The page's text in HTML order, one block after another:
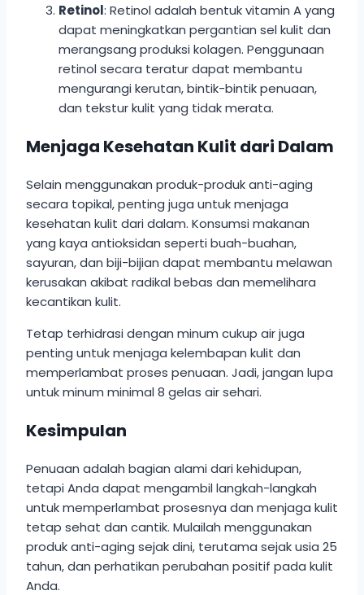
Retinol: Retinol adalah bentuk vitamin A yang
dapat meningkatkan pergantian sel kulit dan
merangsang produksi kolagen. Penggunaan
retinol secara teratur dapat membantu
mengurangi kerutan, bintik-bintik penuaan,
dan tekstur kulit yang tidak merata.
Menjaga Kesehatan Kulit dari Dalam
Selain menggunakan produk-produk anti-aging
secara topikal, penting juga untuk menjaga
kesehatan kulit dari dalam. Konsumsi makanan
yang kaya antioksidan seperti buah-buahan,
sayuran, dan biji-bijian dapat membantu melawan
kerusakan akibat radikal bebas dan memelihara
kecantikan kulit.
Tetap terhidrasi dengan minum cukup air juga
penting untuk menjaga kelembapan kulit dan
memperlambat proses penuaan. Jadi, jangan lupa
untuk minum minimal 8 gelas air sehari.
Kesimpulan
Penuaan adalah bagian alami dari kehidupan,
tetapi Anda dapat mengambil langkah-langkah
untuk memperlambat prosesnya dan menjaga kulit
tetap sehat dan cantik. Mulailah menggunakan
produk anti-aging sejak dini, terutama sejak usia 25
tahun, dan perhatikan perubahan positif pada kulit
Anda.